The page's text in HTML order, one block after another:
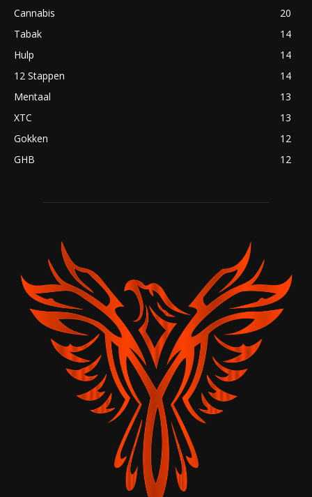
Cannabis
20
Tabak
14
Hulp
14
12 Stappen
14
Mentaal
13
XTC
13
Gokken
12
GHB
12